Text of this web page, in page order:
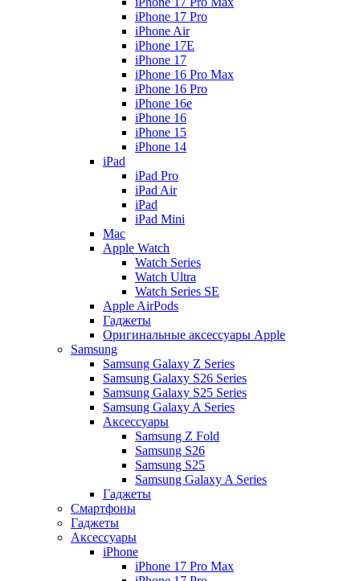
iPhone 17 Pro
iPhone Air
iPhone 17E
iPhone 17
iPhone 16 Pro Max
iPhone 16 Pro
iPhone 16e
iPhone 16
iPhone 15
iPhone 14
iPad
iPad Pro
iPad Air
iPad
iPad Mini
Mac
Apple Watch
Watch Series
Watch Ultra
Watch Series SE
Apple AirPods
Гаджеты
Оригинальные аксессуары Apple
Samsung
Samsung Galaxy Z Series
Samsung Galaxy S26 Series
Samsung Galaxy S25 Series
Samsung Galaxy A Series
Аксессуары
Samsung Z Fold
Samsung S26
Samsung S25
Samsung Galaxy A Series
Гаджеты
Смартфоны
Гаджеты
Аксессуары
iPhone
iPhone 17 Pro Max